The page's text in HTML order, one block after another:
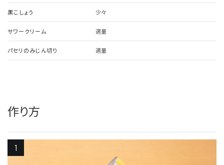
黒こしょう 少々
サワークリーム 適量
パセリのみじん切り 適量
作り方